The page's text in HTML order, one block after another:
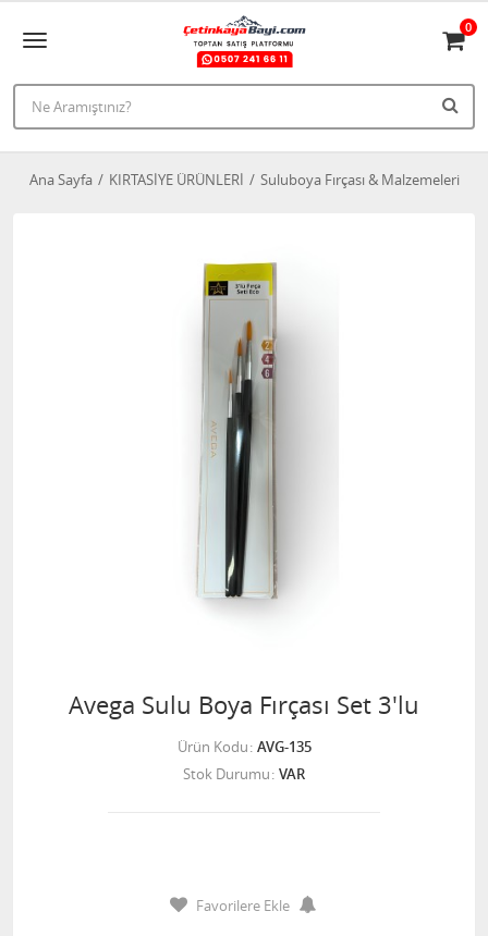
0
Ana Sayfa KIRTASİYE ÜRÜNLERİ Suluboya Fırçası & Malzemeleri
Avega Sulu Boya Fırçası Set 3'lu
Ürün Kodu AVG-135
Stok Durumu VAR
Favorilere Ekle